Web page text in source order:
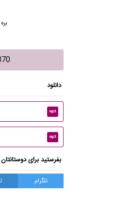
370
دانلود
mp3
mp3
بفرستید برای دوستانتان
تلگرام